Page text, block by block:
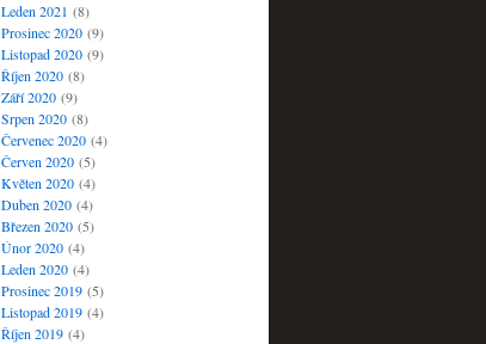
Leden 2021 (8)
Prosinec 2020(9)
Listopad 2020(9)
Říjen 2020(8)
Září 2020(9)
Srpen 2020(8)
Červenec 2020(4)
Červen 2020(5)
Květen 2020(4)
Duben 2020(4)
Březen 2020(5)
Únor 2020(4)
Leden 2020(4)
Prosinec 2019(5)
Listopad 2019(4)
Říjen 2019(4)